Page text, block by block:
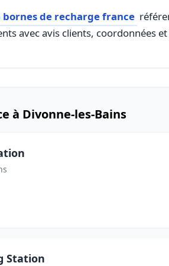
bornes de recharge france
avec avis clients, coordonnées
à Divonne-les-Bains
Station